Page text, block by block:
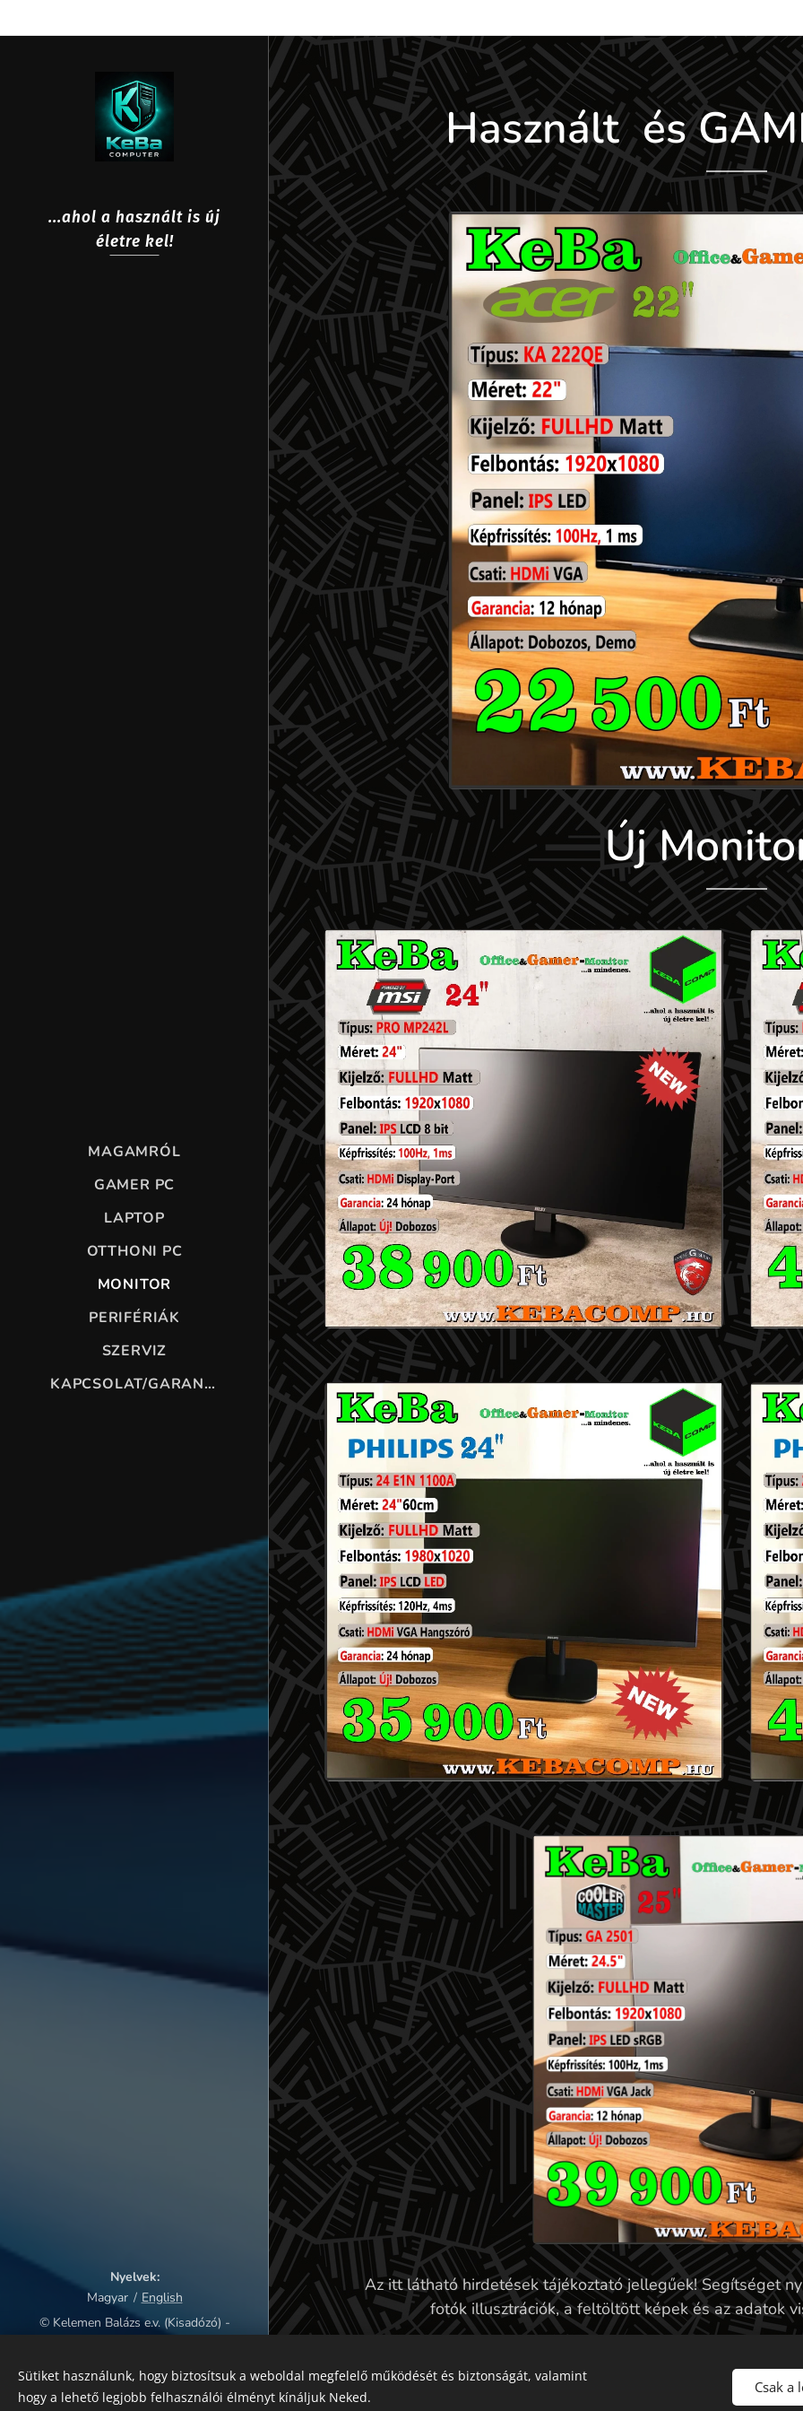
...ahol a használt is új
életre kel!
MAGAMRÓL
GAMER PC
LAPTOP
OTTHONI PC
MONITOR
PERIFÉRIÁK
SZERVIZ
KAPCSOLAT/GARANCIA
Használt és
Új
Az itt látható hirdetések tájékoztató jellegűek! Segítséget
fotók illusztrációk, a feltöltött képek és az adatok
© Kelemen Balázs e.v. (Kisadózó) -
Az oldalt aWebnodeműködteti
Nyelvek
Magyar
English
Sütiket használunk, hogy biztosítsuk a weboldal megfelelő működését és biztonságát, valamint
hogy a lehető legjobb felhasználói élményt kínáljuk Neked.
Csak a